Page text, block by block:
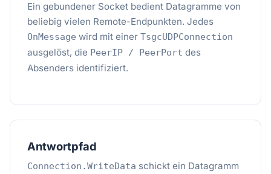
Ein gebundener Socket bedient Datagramme von
beliebig vielen Remote-Endpunkten. Jedes
OnMessage wird mit einer TsgcUDPConnection
ausgelöst, die PeerIP / PeerPort des
Absenders identifiziert.
Antwortpfad
Connection.WriteData schickt ein Datagramm